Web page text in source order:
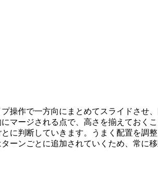
操作で一方向にまとめてスライドさ
マージされる点で、高さを揃えてお
に判断していきます。うまく配置を
ーンごとに追加されていくため、常